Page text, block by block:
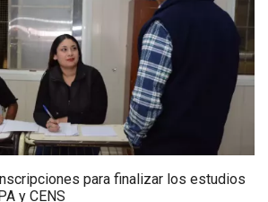
para finalizar los estudios
y CENS